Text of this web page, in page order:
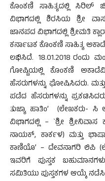
ಕೊಂಕಣಿ ಸಾಹಿತ್ಯದಲ್ಲಿ ಸಿರಿಲ್
ವಿಭಾಗದಲ್ಲಿ ಶಿರಸಿಯ ಶ್ರೀ
ಜಾನಪದ ವಿಭಾಗದಲ್ಲಿ ಶ್ರೀಮತಿ
ಕರ್ನಾಟಕ ಕೊಂಕಣಿ ಸಾಹಿತ್ಯ
ಲಭಿಸಿದೆ. 18.01.2018 ರಂದು
ಗೋಷ್ಟಿಯಲ್ಲಿ ಕೊಂಕಣಿ
ಹೆಸರುಗಳನ್ನು ಘೋಷಿಸಿದರು.
ಪಡೆದ ಹೆಸರುಗಳನ್ನು
ತುಜ್ಯಾ ಹಾತಿಂ’ (ಲೇಖಕರು-
ವಿಭಾಗದಲ್ಲಿ – `ಶ್ರೀ
ನಾಯಕ್, ಕಾರ್ಕಳ) ಮತ್ತು
ಕಾಣಿಯೊ’ – ದೇವನಾಗರಿ ಲಿಪಿ
ಇವರಿಗೆ ಪುಸ್ತಕ
ಸಮಿತಿಯು ಪುಸ್ತಕಗಳ ಆಯ್ಕೆ